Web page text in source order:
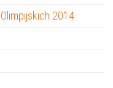
2014